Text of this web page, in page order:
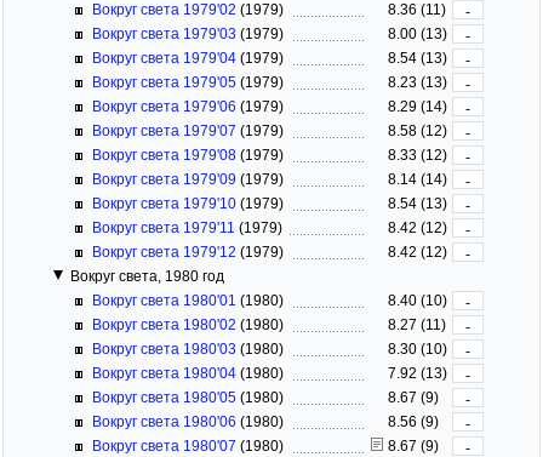
Вокруг света 1979'02 (1979) 8.36 (11)
-
Вокруг света 1979'03 (1979) 8.00 (13)
-
Вокруг света 1979'04 (1979) 8.54 (13)
-
Вокруг света 1979'05 (1979) 8.23 (13)
-
Вокруг света 1979'06 (1979) 8.29 (14)
-
Вокруг света 1979'07 (1979) 8.58 (12)
-
Вокруг света 1979'08 (1979) 8.33 (12)
-
Вокруг света 1979'09 (1979) 8.14 (14)
-
Вокруг света 1979'10 (1979) 8.54 (13)
-
Вокруг света 1979'11 (1979) 8.42 (12)
-
Вокруг света 1979'12 (1979) 8.42 (12)
-
Вокруг света, 1980 год
Вокруг света 1980'01 (1980) 8.40 (10)
-
Вокруг света 1980'02 (1980) 8.27 (11)
-
Вокруг света 1980'03 (1980) 8.30 (10)
-
Вокруг света 1980'04 (1980) 7.92 (13)
-
Вокруг света 1980'05 (1980) 8.67 (9)
-
Вокруг света 1980'06 (1980) 8.56 (9)
-
Вокруг света 1980'07 (1980) 8.67 (9)
-